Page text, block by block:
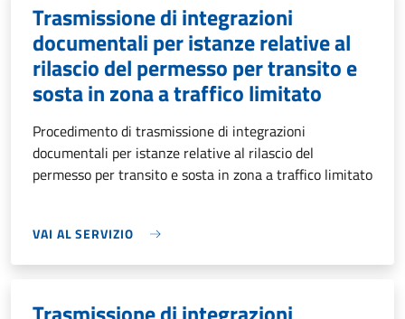
Trasmissione di integrazioni
documentali per istanze relative al
rilascio del permesso per transito e
sosta in zona a traffico limitato
Procedimento di trasmissione di integrazioni
documentali per istanze relative al rilascio del
permesso per transito e sosta in zona a traffico limitato
VAI AL SERVIZIO